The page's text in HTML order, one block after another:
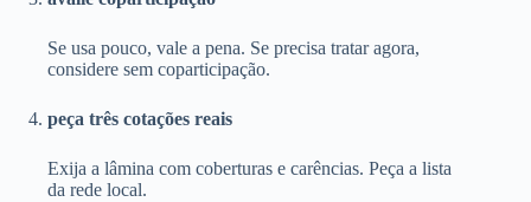
Se usa pouco, vale a pena. Se precisa tratar agora,
considere sem coparticipação.
peça três cotações reais
Exija a lâmina com coberturas e carências. Peça a lista
da rede local.